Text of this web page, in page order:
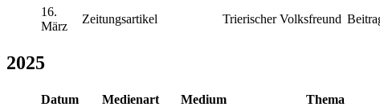
16.
März
Zeitungsartikel Trierischer Volksfreund
2025
Datum Medienart Medium Thema